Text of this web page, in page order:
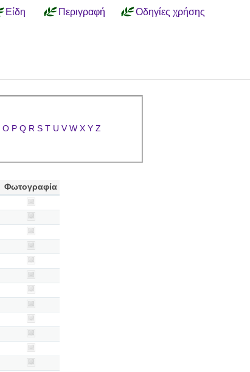
Είδη Περιγραφή Οδηγίες χρήσης
O P Q R S T U V W X Y Z
Φωτογραφία